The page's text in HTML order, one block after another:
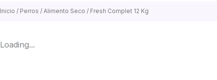
Inicio / Perros / Alimento Seco / Fresh Complet 12 Kg
Loading...